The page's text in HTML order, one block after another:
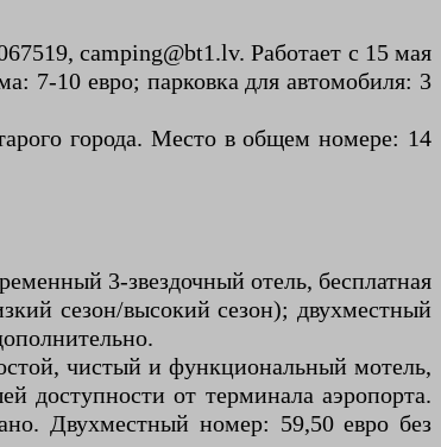
camping@bt1.lv. Работает с 15 мая
7-10 евро; парковка для автомобиля: 3
города. Место в общем номере: 14
3-звездочный отель, бесплатная
сезон/высокий сезон); двухместный
чистый и функциональный мотель,
доступности от терминала аэропорта.
Двухместный номер: 59,50 евро без